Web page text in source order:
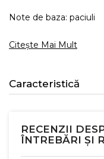
Note de baza: paciuli
Citește Mai Mult
Caracteristică
RECENZII
ÎNTREBĂRI ȘI